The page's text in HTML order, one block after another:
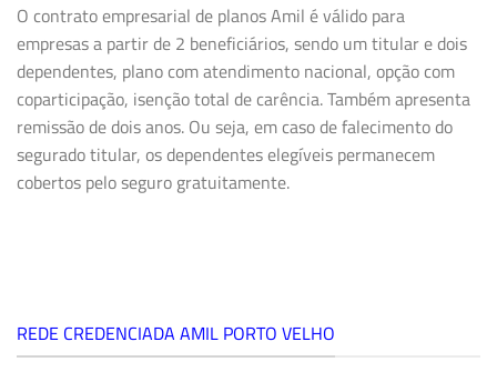
O contrato empresarial de planos Amil é válido para
empresas a partir de 2 beneficiários, sendo um titular e dois
dependentes, plano com atendimento nacional, opção com
coparticipação, isenção total de carência. Também apresenta
remissão de dois anos. Ou seja, em caso de falecimento do
segurado titular, os dependentes elegíveis permanecem
cobertos pelo seguro gratuitamente.
REDE CREDENCIADA AMIL PORTO VELHO